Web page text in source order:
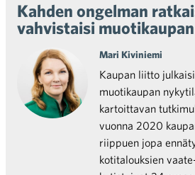
Kahden ongelman
vahvistaisi
Mari Kiviniemi
Kaupan liitto
muotikaupan
kartoittavan
vuonna 2020
riippuen jopa
kotitalouksien